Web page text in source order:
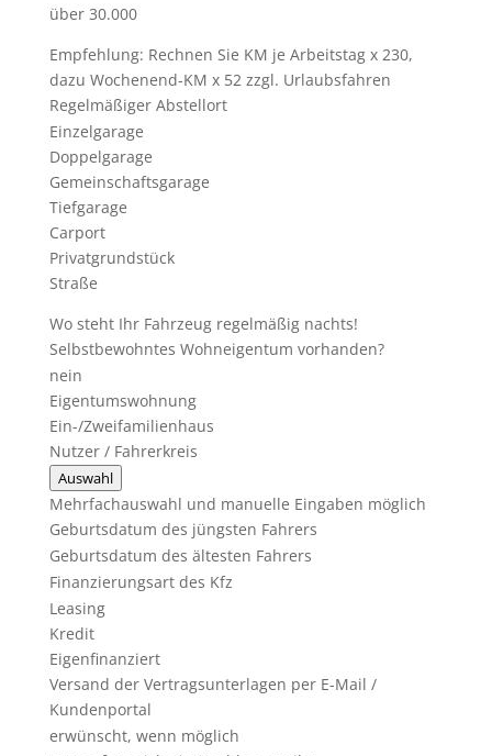
über 30.000
Empfehlung: Rechnen Sie KM je Arbeitstag x 230,
dazu Wochenend-KM x 52 zzgl. Urlaubsfahren
Regelmäßiger Abstellort
Einzelgarage
Doppelgarage
Gemeinschaftsgarage
Tiefgarage
Carport
Privatgrundstück
Straße
Wo steht Ihr Fahrzeug regelmäßig nachts!
Selbstbewohntes Wohneigentum vorhanden?
nein
Eigentumswohnung
Ein-/Zweifamilienhaus
Nutzer / Fahrerkreis
Auswahl
Mehrfachauswahl und manuelle Eingaben möglich
Geburtsdatum des jüngsten Fahrers
Geburtsdatum des ältesten Fahrers
Finanzierungsart des Kfz
Leasing
Kredit
Eigenfinanziert
Versand der Vertragsunterlagen per E-Mail /
Kundenportal
erwünscht, wenn möglich